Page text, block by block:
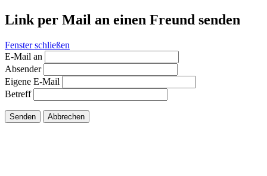
Link per Mail an einen Freund senden
Fenster schließen
E-Mail an
Absender
Eigene E-Mail
Betreff
Senden Abbrechen